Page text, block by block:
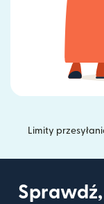
Limity